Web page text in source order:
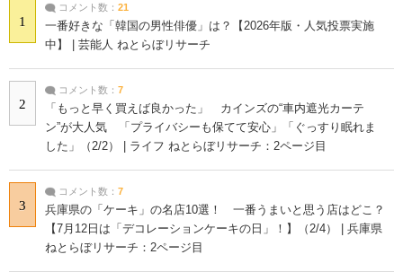
1
コメント数： 21
一番好きな「韓国の男性俳優」は？【2026年版・人気投票実施
中】 | 芸能人 ねとらぼリサーチ
2
コメント数： 7
「もっと早く買えば良かった」 カインズの“車内遮光カーテ
ン”が大人気 「プライバシーも保てて安心」「ぐっすり眠れま
した」（2/2） | ライフ ねとらぼリサーチ：2ページ目
3
コメント数： 7
兵庫県の「ケーキ」の名店10選！ 一番うまいと思う店はどこ？
【7月12日は「デコレーションケーキの日」！】（2/4） | 兵庫県
ねとらぼリサーチ：2ページ目